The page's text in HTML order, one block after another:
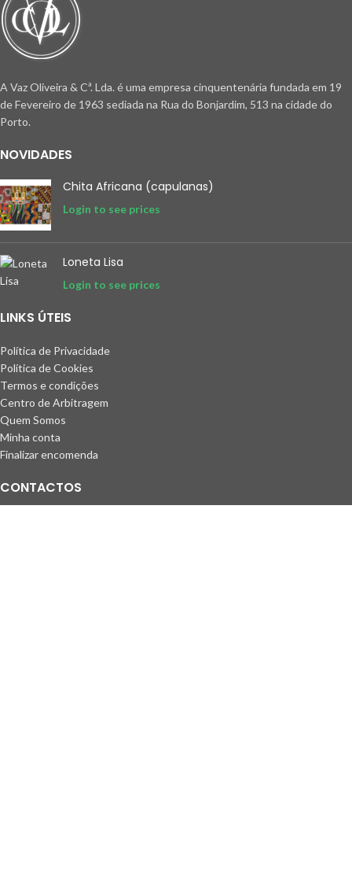
A Vaz Oliveira & Cª. Lda. é uma empresa cinquentenária fundada em 19
de Fevereiro de 1963 sediada na Rua do Bonjardim, 513 na cidade do
Porto.
NOVIDADES
Chita Africana (capulanas)
Login to see prices
Loneta Lisa
Login to see prices
LINKS ÚTEIS
Política de Privacidade
Política de Cookies
Termos e condições
Centro de Arbitragem
Quem Somos
Minha conta
Finalizar encomenda
CONTACTOS